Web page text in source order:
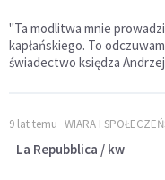
"Ta modlitwa mnie
kapłańskiego. To
świadectwo księdza
9 lat temu WIARA I
La Repubblica / kw